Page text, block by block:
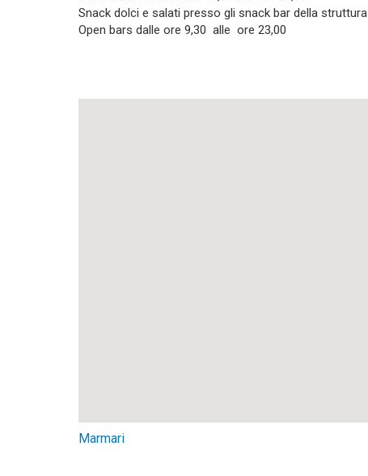
Snack dolci e salati presso gli snack bar della struttura
Open bars dalle ore 9,30 alle ore 23,00
Marmari